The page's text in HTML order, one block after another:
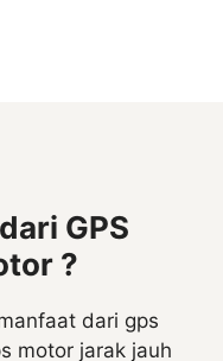
GPS
?
dari gps
motor jarak jauh